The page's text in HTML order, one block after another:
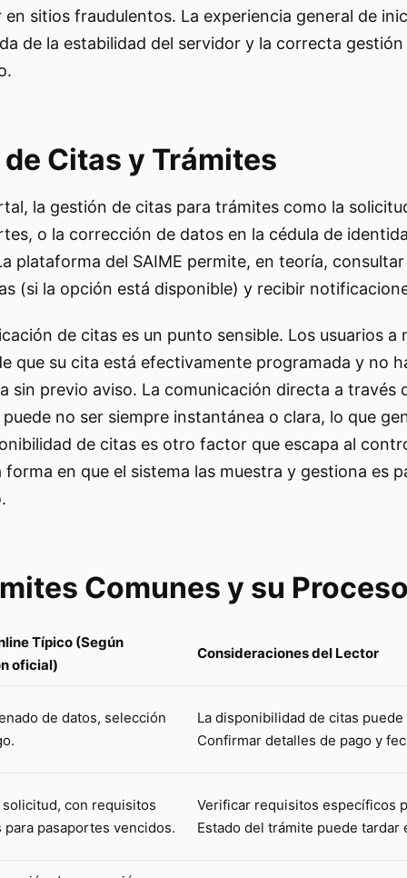
en sitios fraudulentos. La experiencia general de
de la estabilidad del servidor y la correcta gestión
Citas y Trámites
la gestión de citas para trámites como la
o la corrección de datos en la cédula de
plataforma del SAIME permite, en teoría,
(si la opción está disponible) y recibir
de citas es un punto sensible. Los usuarios a
que su cita está efectivamente programada y no
sin previo aviso. La comunicación directa a través
no ser siempre instantánea o clara, lo que
de citas es otro factor que escapa al
en que el sistema las muestra y gestiona es
Comunes y su
Típico (Según
oficial)
Consideraciones del Lector
de datos, selección
La disponibilidad de citas puede
Confirmar detalles de pago y
solicitud, con requisitos
para pasaportes vencidos.
Verificar requisitos específicos
Estado del trámite puede tardar